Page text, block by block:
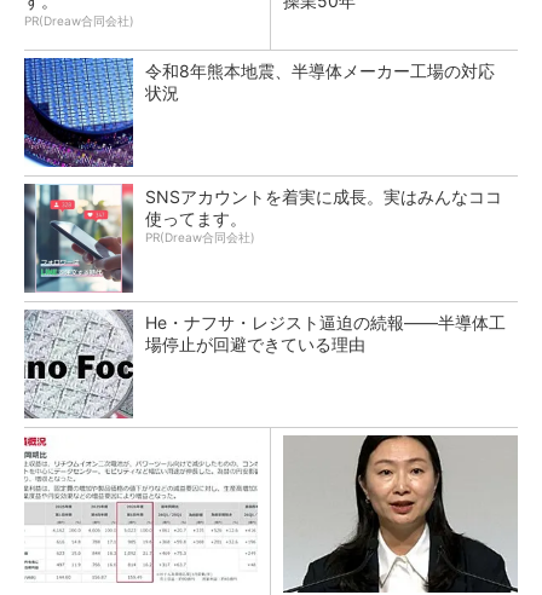
PR(Dreaw合同会社)
令和8年熊本地震、半導体メーカー工場の対応
状況
SNSアカウントを着実に成長。実はみんなココ
使ってます。
PR(Dreaw合同会社)
He・ナフサ・レジスト逼迫の続報――半導体工
場停止が回避できている理由